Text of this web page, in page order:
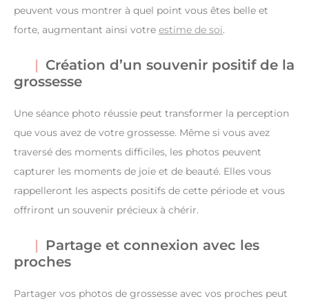
peuvent vous montrer à quel point vous êtes belle et
forte, augmentant ainsi votre estime de soi.
Création d’un souvenir positif de la
grossesse
Une séance photo réussie peut transformer la perception
que vous avez de votre grossesse. Même si vous avez
traversé des moments difficiles, les photos peuvent
capturer les moments de joie et de beauté. Elles vous
rappelleront les aspects positifs de cette période et vous
offriront un souvenir précieux à chérir.
Partage et connexion avec les
proches
Partager vos photos de grossesse avec vos proches peut